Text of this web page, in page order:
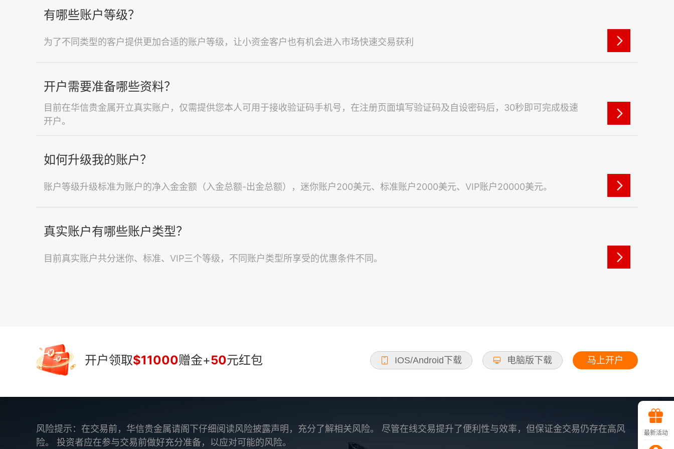
有哪些账户等级？
为了不同类型的客户提供更加合适的账户等级，让小资金客户也有机会进入市场快速交易获利
开户需要准备哪些资料？
目前在华信贵金属开立真实账户，仅需提供您本人可用于接收验证码手机号，在注册页面填写验证码及自设密码后，30秒即可完成极速
开户。
如何升级我的账户？
账户等级升级标准为账户的净入金金额（入金总额-出金总额），迷你账户200美元、标准账户2000美元、VIP账户20000美元。
真实账户有哪些账户类型？
目前真实账户共分迷你、标准、VIP三个等级，不同账户类型所享受的优惠条件不同。
开户领取$11000赠金+50元红包 IOS/Android下载 电脑版下载 马上开户
风险提示：在交易前，华信贵金属请阁下仔细阅读风险披露声明，充分了解相关风险。 尽管在线交易提升了便利性与效率，但保证金交易仍存在高风
险。 投资者应在参与交易前做好充分准备，以应对可能的风险。
最新活动